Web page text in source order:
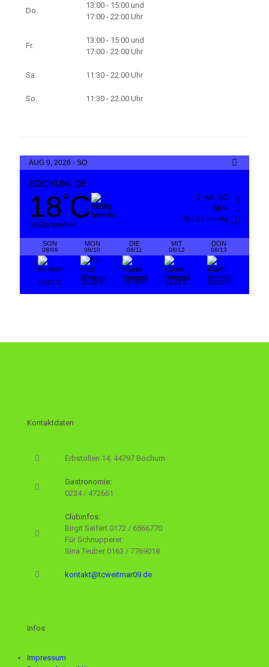
Do.
13:00 - 15:00 und
17:00 - 22:00 Uhr
Fr.
13:00 - 15:00 und
17:00 - 22:00 Uhr
Sa. 11:30 - 22:00 Uhr
So. 11:30 - 22:00 Uhr
AUG 9, 2026 - SO
BOCHUM, DE
18°C
mäßig bewölkt
2 m/s, SO
66%
762.07 mmHg
SON
08/09
MON
08/10
DIE
08/11
MIT
08/12
DON
08/13
31/21°C 29/19°C 22/19°C 28/22°C 32/26°C
Kontaktdaten
Erbstollen 14, 44797 Bochum
Gastronomie:
0234 / 472661
Clubinfos:
Birgit Seifert 0172 / 6566770
Für Schnupperer:
Sina Teuber 0163 / 7769018
kontakt@tcweitmar09.de
Infos
Impressum